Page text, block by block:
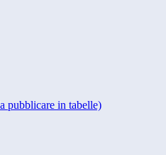
pubblicare in tabelle)